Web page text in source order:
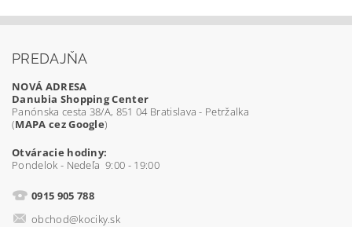
PREDAJŇA
NOVÁ ADRESA
Danubia Shopping Center
Panónska cesta 38/A, 851 04 Bratislava - Petržalka
(MAPA cez Google)
Otváracie hodiny:
Pondelok - Nedeľa 9:00 - 19:00
0915 905 788
obchod@kociky.sk